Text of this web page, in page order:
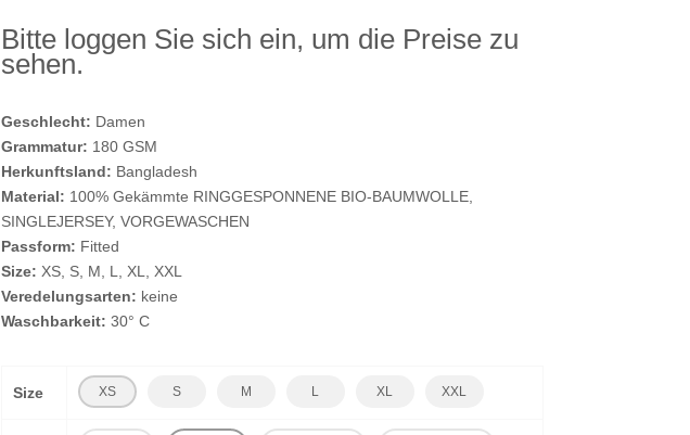
Bitte loggen Sie sich ein, um die Preise zu
sehen.
Geschlecht: Damen
Grammatur: 180 GSM
Herkunftsland: Bangladesh
Material: 100% Gekämmte RINGGESPONNENE BIO-BAUMWOLLE,
SINGLEJERSEY, VORGEWASCHEN
Passform: Fitted
Size: XS, S, M, L, XL, XXL
Veredelungsarten: keine
Waschbarkeit: 30° C
Size XS S M L XL XXL